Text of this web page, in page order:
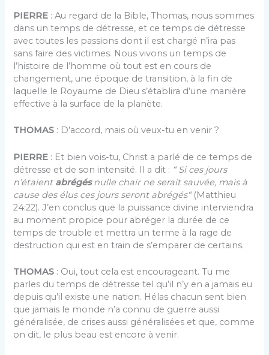
PIERRE : Au regard de la Bible, Thomas, nous sommes
dans un temps de détresse, et ce temps de détresse
avec toutes les passions dont il est chargé n’ira pas
sans faire des victimes. Nous vivons un temps de
l’histoire de l’homme où tout est en cours de
changement, une époque de transition, à la fin de
laquelle le Royaume de Dieu s’établira d’une manière
effective à la surface de la planète.
THOMAS : D’accord, mais où veux-tu en venir ?
PIERRE : Et bien vois-tu, Christ a parlé de ce temps de
détresse et de son intensité. Il a dit : “ Si ces jours
n’étaient abrégésnulle chair ne serait sauvée, mais à
cause des élus ces jours seront abrégés“(Matthieu
24:22). J’en conclus que la puissance divine interviendra
au moment propice pour abréger la durée de ce
temps de trouble et mettra un terme à la rage de
destruction qui est en train de s’emparer de certains.
THOMAS : Oui, tout cela est encourageant. Tu me
parles du temps de détresse tel qu’il n’y en a jamais eu
depuis qu’il existe une nation. Hélas chacun sent bien
que jamais le monde n’a connu de guerre aussi
généralisée, de crises aussi généralisées et que, comme
on dit, le plus beau est encore à venir.